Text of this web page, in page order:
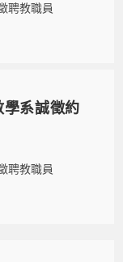
聘教職員
學系誠徵約
聘教職員